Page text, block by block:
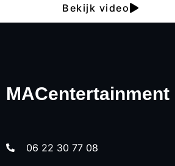
Bekijk video
MACentertainment
06 22 30 77 08